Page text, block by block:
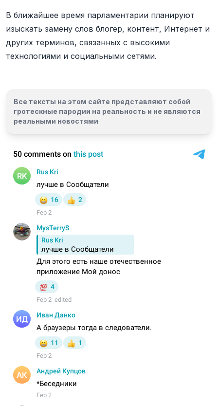
В ближайшее время парламентарии планируют
изыскать замену слов блогер, контент, Интернет и
других терминов, связанных с высокими
технологиями и социальными сетями.
Все тексты на этом сайте представляют собой
гротескные пародии на реальность и не являются
реальными новостями